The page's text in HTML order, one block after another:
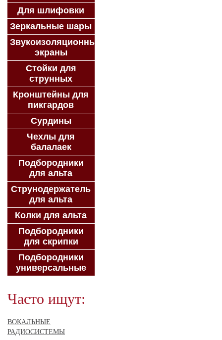
Для шлифовки
Зеркальные шары
Звукоизоляционные
экраны
Стойки для
струнных
Кронштейны для
пикгардов
Сурдины
Чехлы для
балалаек
Подбородники
для альта
Струнодержатель
для альта
Колки для альта
Подбородники
для скрипки
Подбородники
универсальные
Часто ищут:
ВОКАЛЬНЫЕ
РАДИОСИСТЕМЫ